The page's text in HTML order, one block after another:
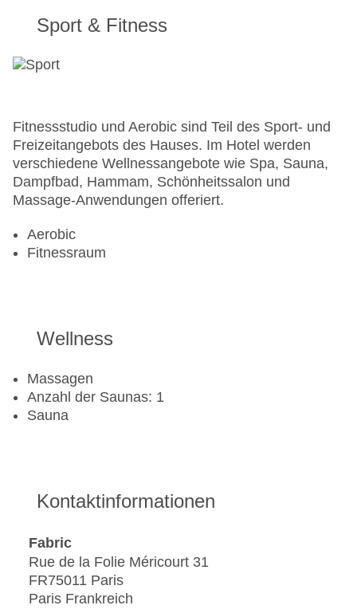
Sport & Fitness
Fitnessstudio und Aerobic sind Teil des Sport- und
Freizeitangebots des Hauses. Im Hotel werden
verschiedene Wellnessangebote wie Spa, Sauna,
Dampfbad, Hammam, Schönheitssalon und
Massage-Anwendungen offeriert.
Aerobic
Fitnessraum
Wellness
Massagen
Anzahl der Saunas: 1
Sauna
Kontaktinformationen
Fabric
Rue de la Folie Méricourt 31
FR75011 Paris
Paris Frankreich